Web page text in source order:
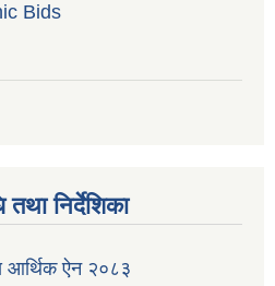
Bids
निर्देशिका
आर्थिक ऐन २०८३